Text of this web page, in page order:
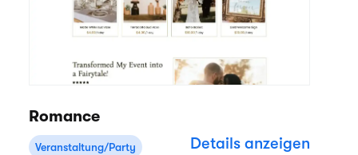
Romance
Veranstaltung/Party Details anzeigen